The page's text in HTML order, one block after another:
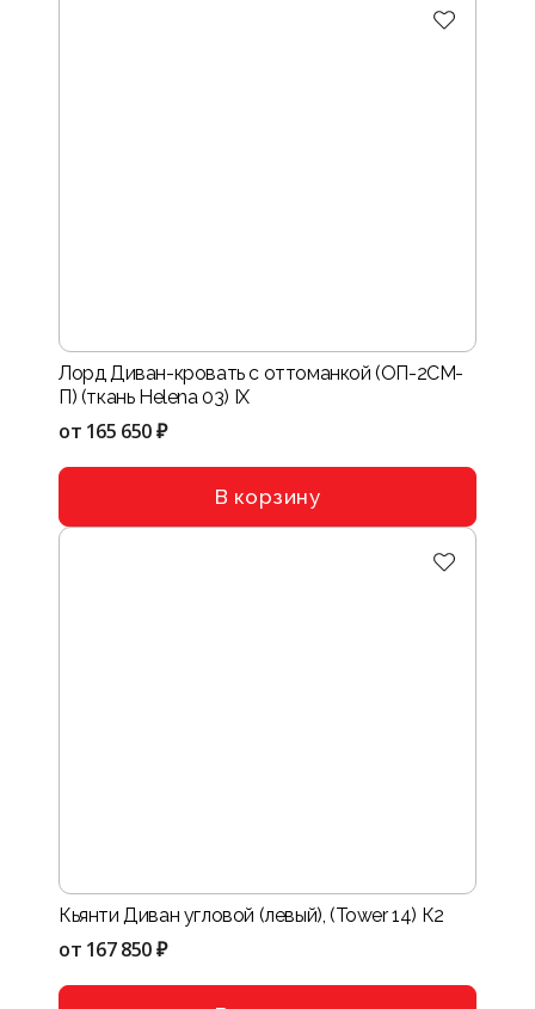
Лорд Диван-кровать с оттоманкой (ОП-2СМ-
П) (ткань Helena 03) IX
от 165 650 ₽
В корзину
Кьянти Диван угловой (левый), (Tower 14) К2
от 167 850 ₽